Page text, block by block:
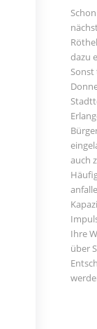
dazu
Sonst
auch
Ihre
über